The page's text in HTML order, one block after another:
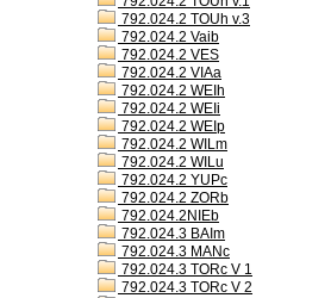
792.024.2 TOUh v.3
792.024.2 Vaib
792.024.2 VES
792.024.2 VIAa
792.024.2 WEIh
792.024.2 WEIi
792.024.2 WEIp
792.024.2 WILm
792.024.2 WILu
792.024.2 YUPc
792.024.2 ZORb
792.024.2NIEb
792.024.3 BAIm
792.024.3 MANc
792.024.3 TORc V 1
792.024.3 TORc V 2